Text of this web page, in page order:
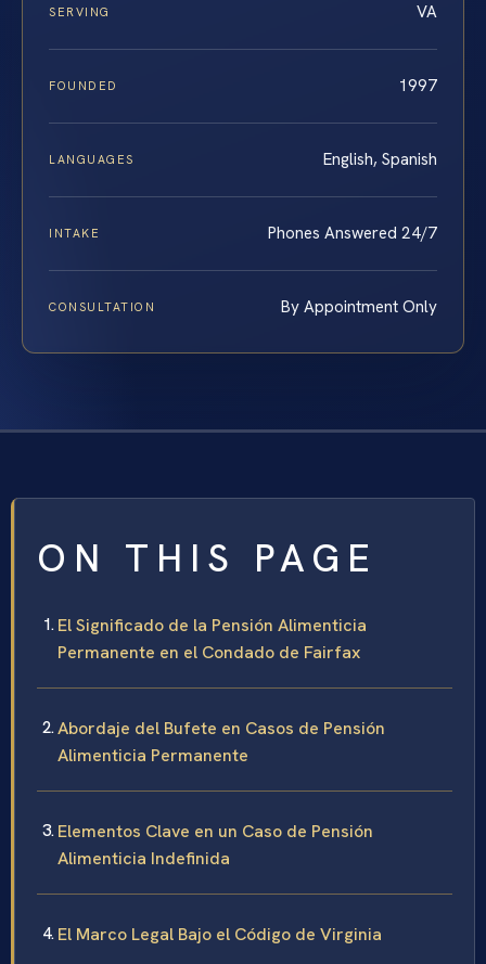
SERVING VA
FOUNDED 1997
LANGUAGES English, Spanish
INTAKE Phones Answered 24/7
CONSULTATION By Appointment Only
ON THIS PAGE
El Significado de la Pensión Alimenticia
Permanente en el Condado de Fairfax
Abordaje del Bufete en Casos de Pensión
Alimenticia Permanente
Elementos Clave en un Caso de Pensión
Alimenticia Indefinida
El Marco Legal Bajo el Código de Virginia